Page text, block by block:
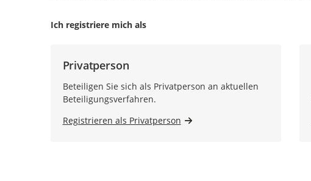
Ich registriere mich als
Privatperson
Beteiligen Sie sich als Privatperson an aktuellen
Beteiligungsverfahren.
Registrieren als Privatperson